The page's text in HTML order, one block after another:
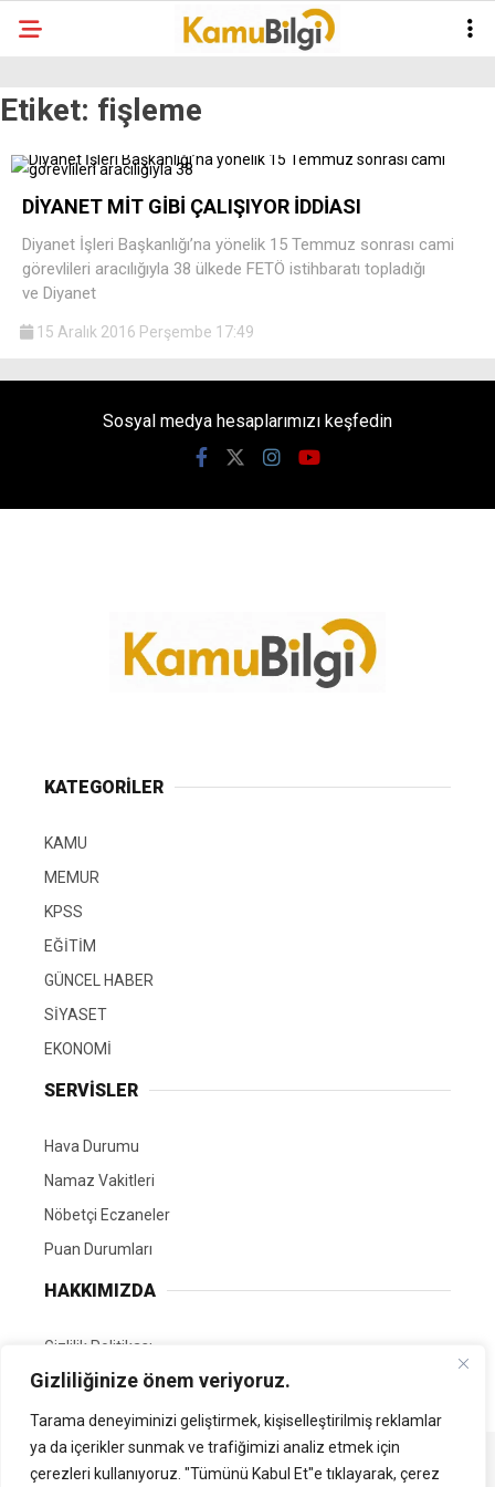
Gizliliğinize önem veriyoruz.
Tarama deneyiminizi geliştirmek, kişiselleştirilmiş reklamlar
ya da içerikler sunmak ve trafiğimizi analiz etmek için
çerezleri kullanıyoruz. "Tümünü Kabul Et"e tıklayarak, çerez
Etiket: fişleme
DİYANET MİT GİBİ ÇALIŞIYOR İDDİASI
Diyanet İşleri Başkanlığı’na yönelik 15 Temmuz sonrası cami
görevlileri aracılığıyla 38 ülkede FETÖ istihbaratı topladığı
ve Diyanet
15 Aralık 2016 Perşembe 17:49
Sosyal medya hesaplarımızı keşfedin
KATEGORİLER
KAMU
MEMUR
KPSS
EĞİTİM
GÜNCEL HABER
SİYASET
EKONOMİ
SERVİSLER
Hava Durumu
Namaz Vakitleri
Nöbetçi Eczaneler
Puan Durumları
HAKKIMIZDA
Gizlilik Politikası
GÖNÜLLÜ EDİTÖRÜMÜZ OL
Tüm Hakları Saklıdır. | Kamubilgi.com | 2026